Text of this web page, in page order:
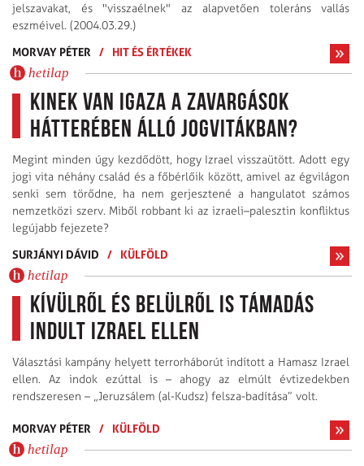
jelszavakat, és "visszaélnek" az alapvetően toleráns vallás
eszméivel. (2004.03.29.)
MORVAY PÉTER
/ HIT ÉS ÉRTÉKEK
hetilap
Kinek van igaza a zavargások
hátterében álló jogvitákban?
Megint minden úgy kezdődött, hogy Izrael visszaütött. Adott egy
jogi vita néhány család és a főbérlőik között, amivel az égvilágon
senki sem törődne, ha nem gerjesztené a hangulatot számos
nemzetközi szerv. Miből robbant ki az izraeli–palesztin konfliktus
legújabb fejezete?
SURJÁNYI DÁVID
/ KÜLFÖLD
hetilap
Kívülről és belülről is támadás
indult Izrael ellen
Választási kampány helyett terrorháborút indított a Hamasz Izrael
ellen. Az indok ezúttal is – ahogy az elmúlt évtizedekben
rendszeresen – „Jeruzsálem (al-Kudsz) felsza-badítása” volt.
MORVAY PÉTER / KÜLFÖLD
hetilap